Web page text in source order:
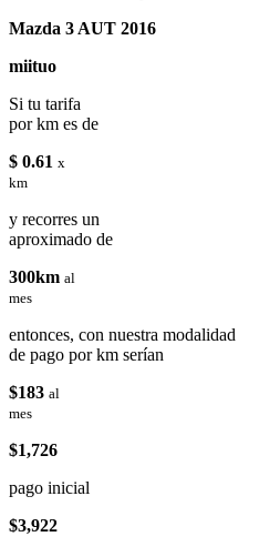
Mazda 3 AUT 2016
miituo
Si tu tarifa
por km es de
$ 0.61 x
km
y recorres un
aproximado de
300km al
mes
entonces, con nuestra modalidad
de pago por km serían
$183 al
mes
$1,726
pago inicial
$3,922